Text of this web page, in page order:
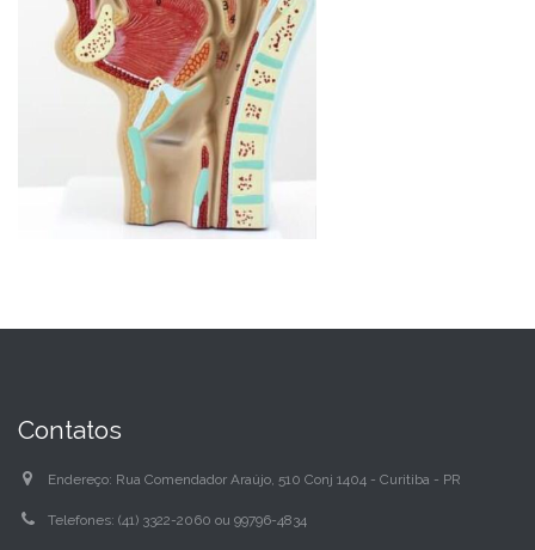
Contatos
Endereço: Rua Comendador Araújo, 510 Conj 1404 - Curitiba - PR
Telefones: (41) 3322-2060 ou 99796-4834